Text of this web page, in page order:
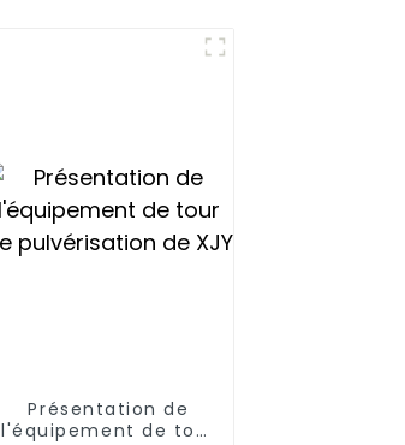
Présentation de
l'équipement de tour